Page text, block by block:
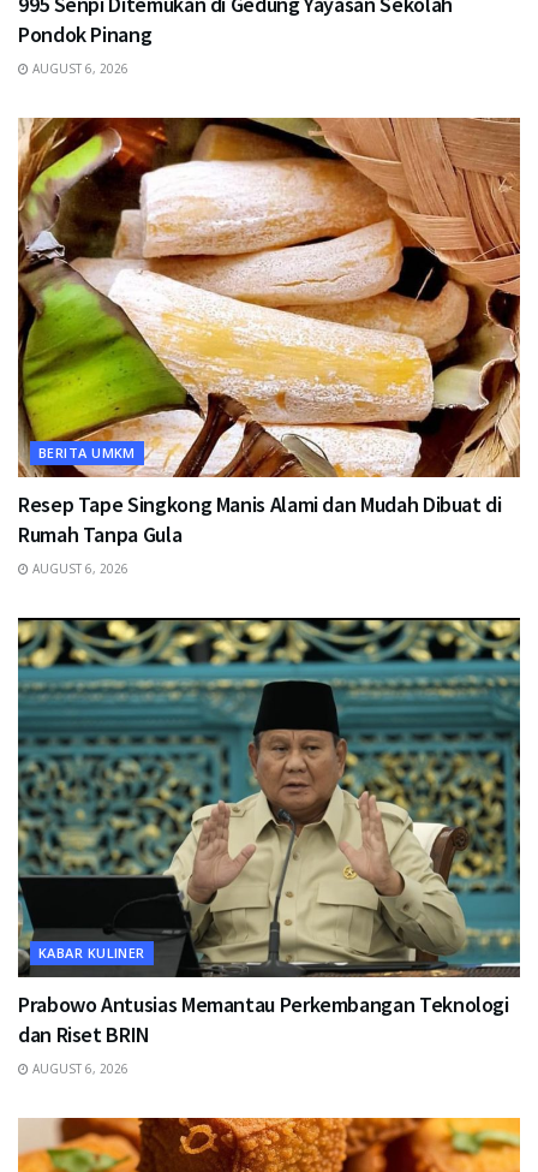
Pondok Pinang
AUGUST 6, 2026
BERITA UMKM
Resep Tape Singkong Manis Alami dan Mudah Dibuat di
Rumah Tanpa Gula
AUGUST 6, 2026
KABAR KULINER
Prabowo Antusias Memantau Perkembangan Teknologi
dan Riset BRIN
AUGUST 6, 2026